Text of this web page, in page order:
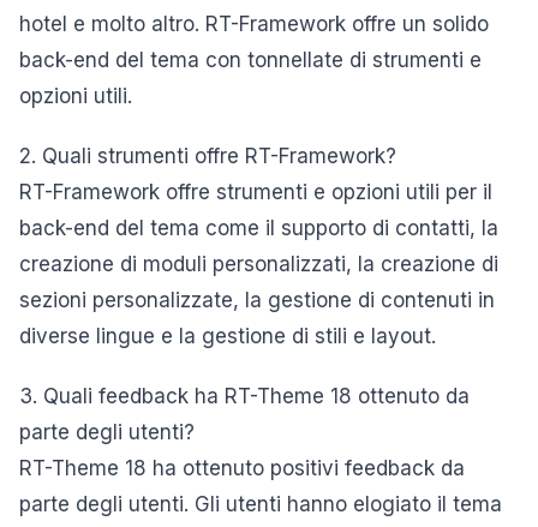
hotel e molto altro. RT-Framework offre un solido
back-end del tema con tonnellate di strumenti e
opzioni utili.
2. Quali strumenti offre RT-Framework?
RT-Framework offre strumenti e opzioni utili per il
back-end del tema come il supporto di contatti, la
creazione di moduli personalizzati, la creazione di
sezioni personalizzate, la gestione di contenuti in
diverse lingue e la gestione di stili e layout.
3. Quali feedback ha RT-Theme 18 ottenuto da
parte degli utenti?
RT-Theme 18 ha ottenuto positivi feedback da
parte degli utenti. Gli utenti hanno elogiato il tema